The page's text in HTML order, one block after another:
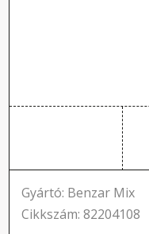
Gyártó: Benzar Mix
Cikkszám: 82204108